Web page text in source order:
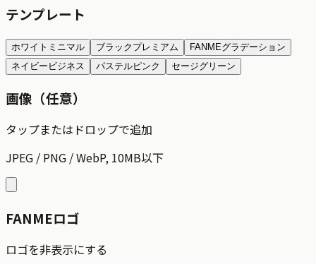
テンプレート
ホワイトミニマル ブラックプレミアム
FANMEグラデーション
ネイビービジネス
パステルピンク セージグリーン
画像（任意）
タップまたはドロップで追加
JPEG / PNG / WebP, 10MB以下
FANMEロゴ
ロゴを非表示にする